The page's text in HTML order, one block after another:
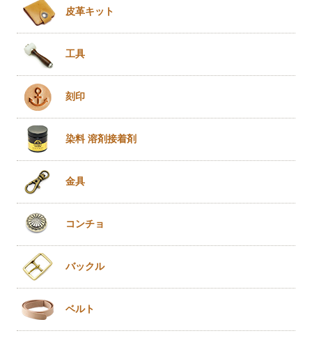
皮革キット
工具
刻印
染料 溶剤接着剤
金具
コンチョ
バックル
ベルト